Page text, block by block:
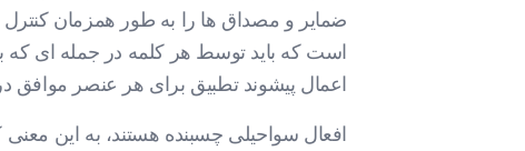
ضمایر و مصداق ها را به طور همزمان
است که باید توسط هر کلمه در جمله ای
اعمال پیشوند تطبیق برای هر عنصر
افعال سواحیلی چسبنده هستند، به این